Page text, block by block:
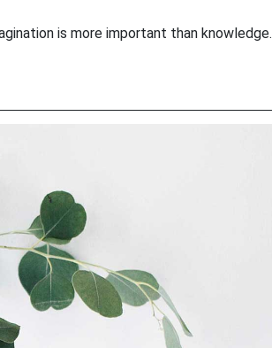
is more important than knowledge.